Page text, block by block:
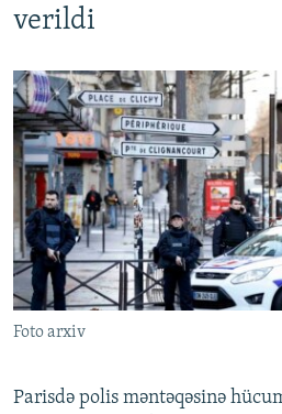
ARAŞDIRMA
MULTIMEDIA
VIDEO
FOTOQALEREYA
İNFOQRAFIKA
KARIKATURA
RADIO ARXIV
OXU ZALI
AZƏRBAYCAN ƏDƏBIYYATI KITABXANASI
İSLAM VƏ DEMOKRATIYA
HAQQIMIZDA
MISSIYAMIZ
PEŞƏ ETIKASI VƏ JURNALISTIKA
BIZIMLƏ ƏLAQƏ
BIZI IZLƏ
verildi
Foto arxiv
Parisdə polis məntəqəsinə